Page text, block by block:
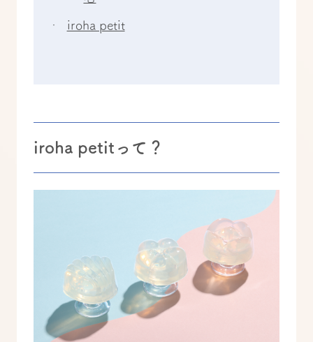
iroha petit
iroha petitって？